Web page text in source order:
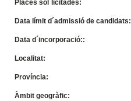
Places sol´licitades:
Data límit d´admissió de candidats:
Data d´incorporació::
Localitat:
Província:
Àmbit geogràfic: